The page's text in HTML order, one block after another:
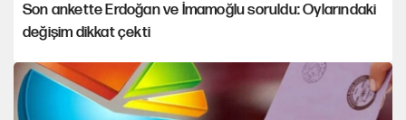
Son ankette Erdoğan ve İmamoğlu soruldu: Oylarındaki
değişim dikkat çekti